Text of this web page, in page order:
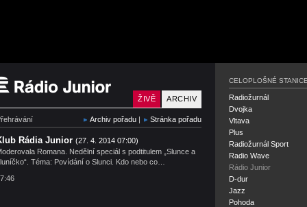
ARCHIV
ŽIVĚ
Archiv pořadu | Stránka pořadu
Rádia Junior (27. 4. 2014 07:00)
Romana. Nedělní speciál s podtitulem „Slunce a
Téma: Povídání o Slunci. Kdo nebo co…
CELOPLOŠNÉ
Radiožurnál
Dvojka
Vltava
Plus
Radiožurnál Sport
Radio Wave
Rádio Junior
D-dur
Jazz
Pohoda